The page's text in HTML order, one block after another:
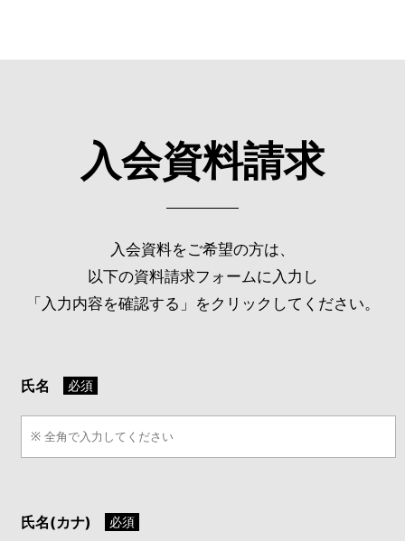
入会資料請求
入会資料をご希望の方は、
以下の資料請求フォームに入力し
「入力内容を確認する」をクリックしてください。
氏名 必須
氏名(カナ) 必須